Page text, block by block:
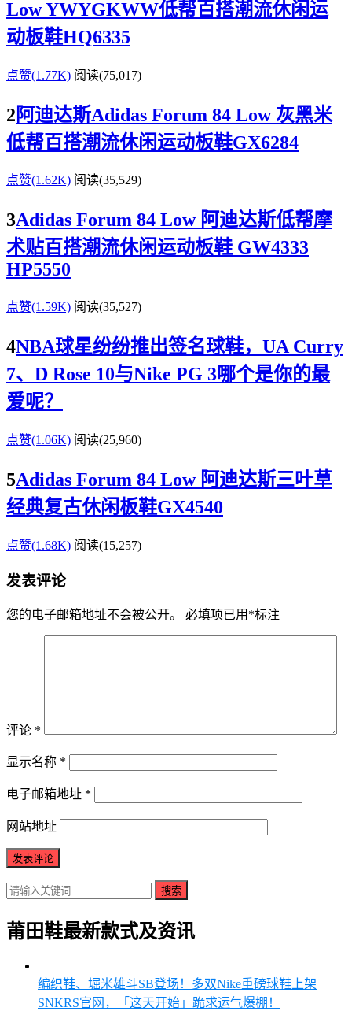
Low YWYGKWW低帮百搭潮流休闲运
动板鞋HQ6335
点赞(1.77K) 阅读(75,017)
2阿迪达斯Adidas Forum 84 Low 灰黑米
低帮百搭潮流休闲运动板鞋GX6284
点赞(1.62K) 阅读(35,529)
3Adidas Forum 84 Low 阿迪达斯低帮摩
术贴百搭潮流休闲运动板鞋 GW4333
HP5550
点赞(1.59K) 阅读(35,527)
4NBA球星纷纷推出签名球鞋，UA Curry
7、D Rose 10与Nike PG 3哪个是你的最
爱呢？
点赞(1.06K) 阅读(25,960)
5Adidas Forum 84 Low 阿迪达斯三叶草
经典复古休闲板鞋GX4540
点赞(1.68K) 阅读(15,257)
发表评论
您的电子邮箱地址不会被公开。 必填项已用 *标注
评论 *
显示名称 *
电子邮箱地址 *
网站地址
搜索
莆田鞋最新款式及资讯
编织鞋、堀米雄斗SB登场！多双Nike重磅球鞋上架
SNKRS官网，「这天开始」跪求运气爆棚！